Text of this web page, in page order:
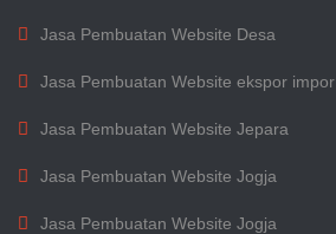
Jasa Pembuatan Website Desa
Jasa Pembuatan Website ekspor impor
Jasa Pembuatan Website Jepara
Jasa Pembuatan Website Jogja
Jasa Pembuatan Website Jogja